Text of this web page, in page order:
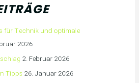
für Technik und optimale
2026
2. Februar 2026
Tipps 26. Januar 2026